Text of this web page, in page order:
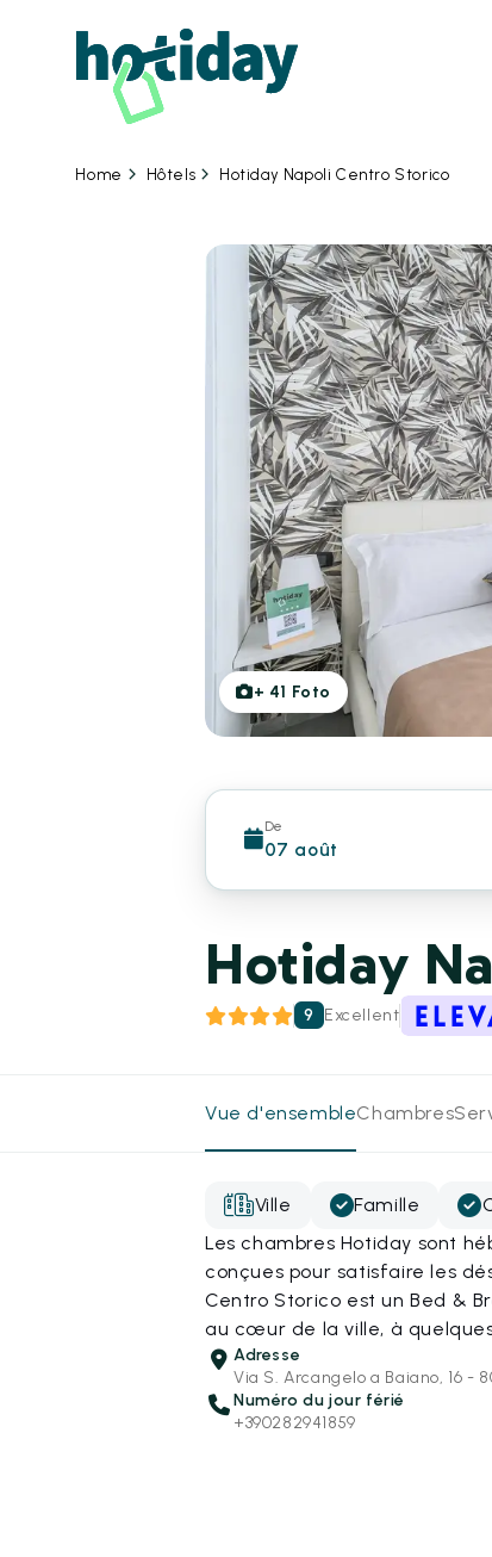
Home Hôtels Hotiday Napoli Centro Storico
+ 41 Foto
De
07 août
Hotiday
9 Excellent
Vue d'ensembleChambres
Ville Famille
Les chambres Hotiday sont
conçues pour satisfaire les
Centro Storico est un Bed &
au cœur de la ville, à
Adresse
Via S. Arcangelo a Baiano, 16 -
Numéro du jour férié
+390282941859